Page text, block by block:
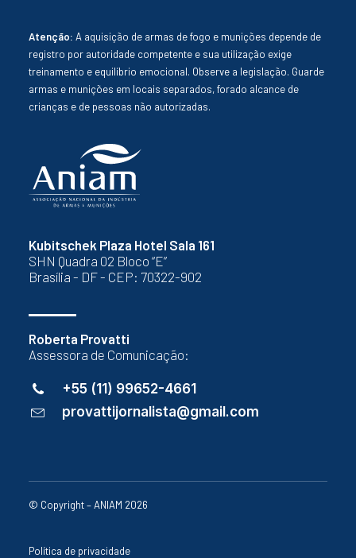
Kubitschek Plaza Hotel Sala 161
SHN Quadra 02 Bloco “E”
Brasília - DF - CEP: 70322-902
Roberta Provatti
Assessora de Comunicação:
+55 (11) 99652-4661
provattijornalista@gmail.com
Atenção: A aquisição de armas de fogo e munições depende de
registro por autoridade competente e sua utilização exige
treinamento e equilíbrio emocional. Observe a legislação. Guarde
armas e munições em locais separados, forado alcance de
crianças e de pessoas não autorizadas.
© Copyright – ANIAM 2026
Política de privacidade